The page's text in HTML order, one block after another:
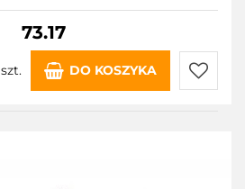
73.17
szt. DO KOSZYKA
Do